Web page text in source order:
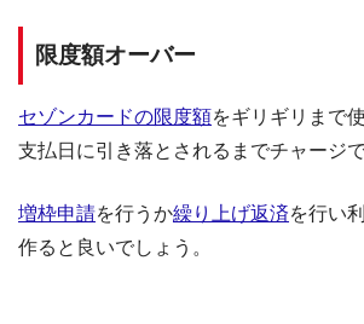
限度額オーバー
セゾンカードの限度額をギリギリまで
支払日に引き落とされるまでチャージで
増枠申請を行うか繰り上げ返済を行い
作ると良いでしょう。